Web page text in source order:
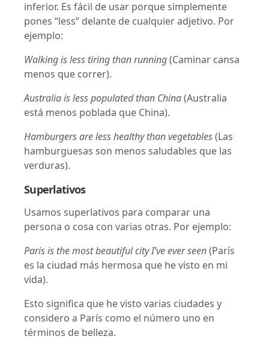
inferior. Es fácil de usar porque simplemente
pones “less” delante de cualquier adjetivo. Por
ejemplo:
Walking is less tiring than running(Caminar cansa
menos que correr).
Australia is less populated than China(Australia
está menos poblada que China).
Hamburgers are less healthy than vegetables(Las
hamburguesas son menos saludables que las
verduras).
Superlativos
Usamos superlativos para comparar una
persona o cosa con varias otras. Por ejemplo:
Paris is the most beautiful city I’ve ever seen(París
es la ciudad más hermosa que he visto en mi
vida).
Esto significa que he visto varias ciudades y
considero a París como el número uno en
términos de belleza.